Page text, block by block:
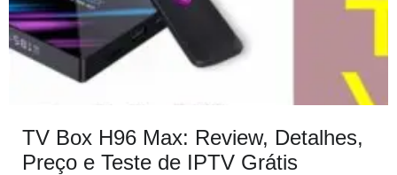
TV Box H96 Max: Review, Detalhes,
Preço e Teste de IPTV Grátis